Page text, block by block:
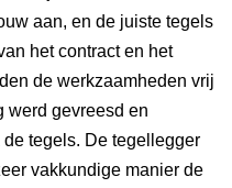
aan, en de juiste tegels
het contract en het
de werkzaamheden vrij
werd gevreesd en
tegels. De tegellegger
vakkundige manier de